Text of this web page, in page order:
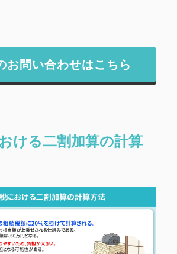
お問い合わせはこちら
ける二割加算の計算